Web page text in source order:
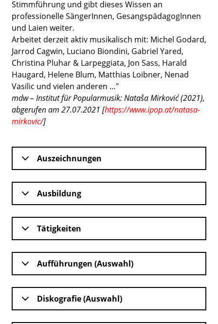
Stimmführung und gibt dieses Wissen an
professionelle SängerInnen, GesangspädagogInnen
und Laien weiter.
Arbeitet derzeit aktiv musikalisch mit: Michel Godard,
Jarrod Cagwin, Luciano Biondini, Gabriel Yared,
Christina Pluhar & Larpeggiata, Jon Sass, Harald
Haugard, Helene Blum, Matthias Loibner, Nenad
Vasilic und vielen anderen …"
mdw – Institut für Popularmusik: Nataša Mirković (2021),
abgerufen am 27.07.2021 [https://www.ipop.at/natasa-
mirkovic/]
Auszeichnungen
Ausbildung
Tätigkeiten
Aufführungen (Auswahl)
Diskografie (Auswahl)